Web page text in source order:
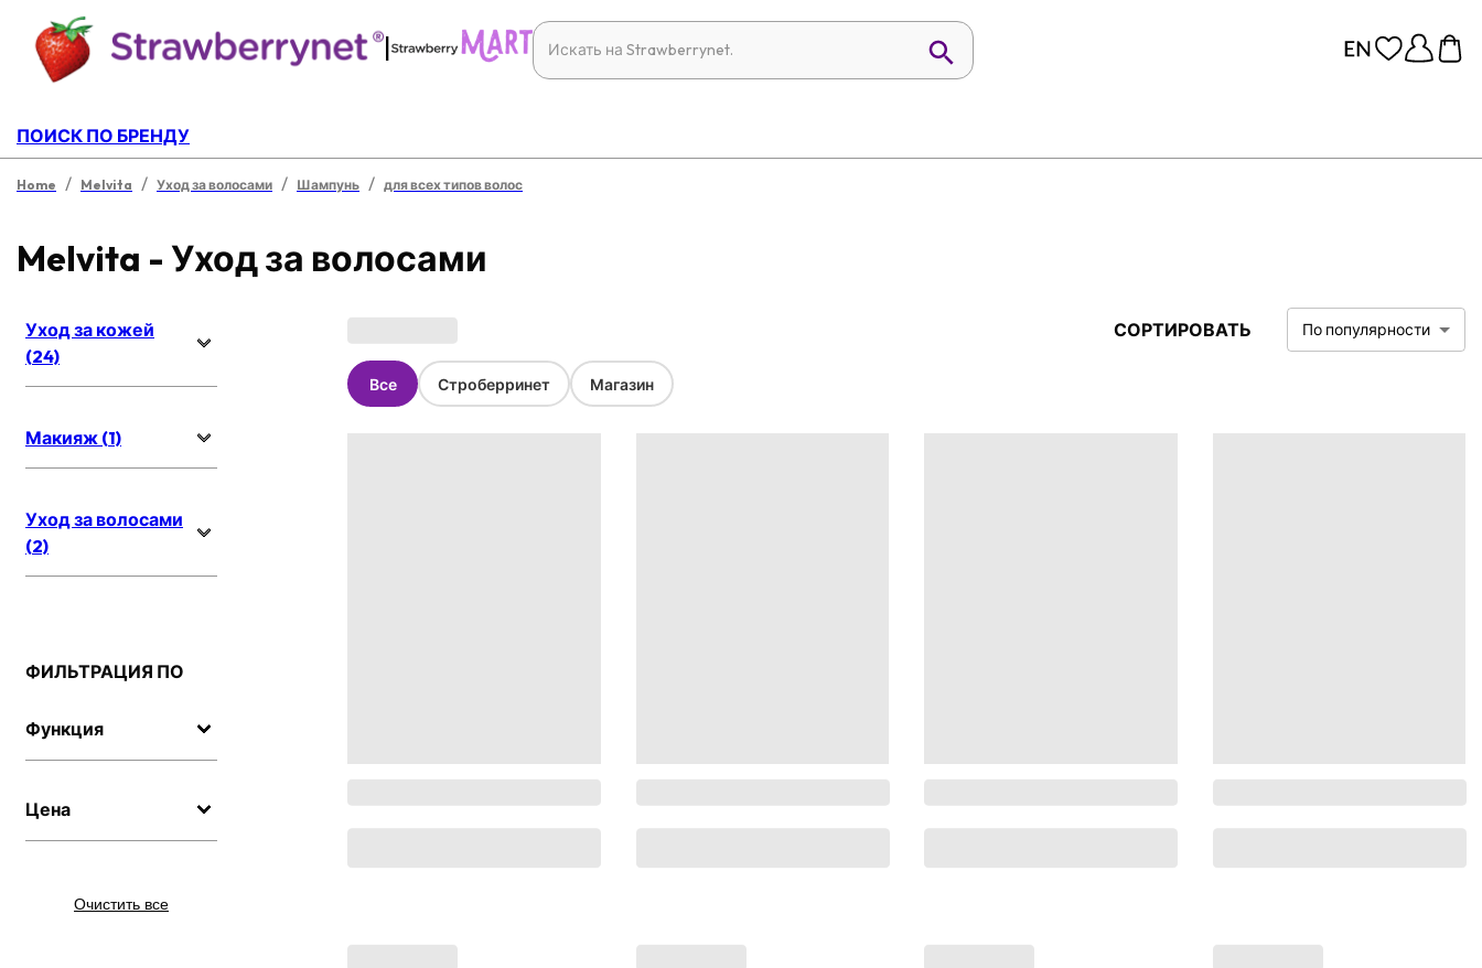
|
ПОИСК ПО БРЕНДУ
Home / Melvita / Уход за волосами / Шампунь / для всех типов волос
Melvita - Уход за волосами
Уход за кожей
(24)
Макияж (1)
Уход за волосами
(2)
ФИЛЬТРАЦИЯ ПО
Функция
Цена
Очистить все
СОРТИРОВАТЬ По популярности
Все Строберринет Магазин